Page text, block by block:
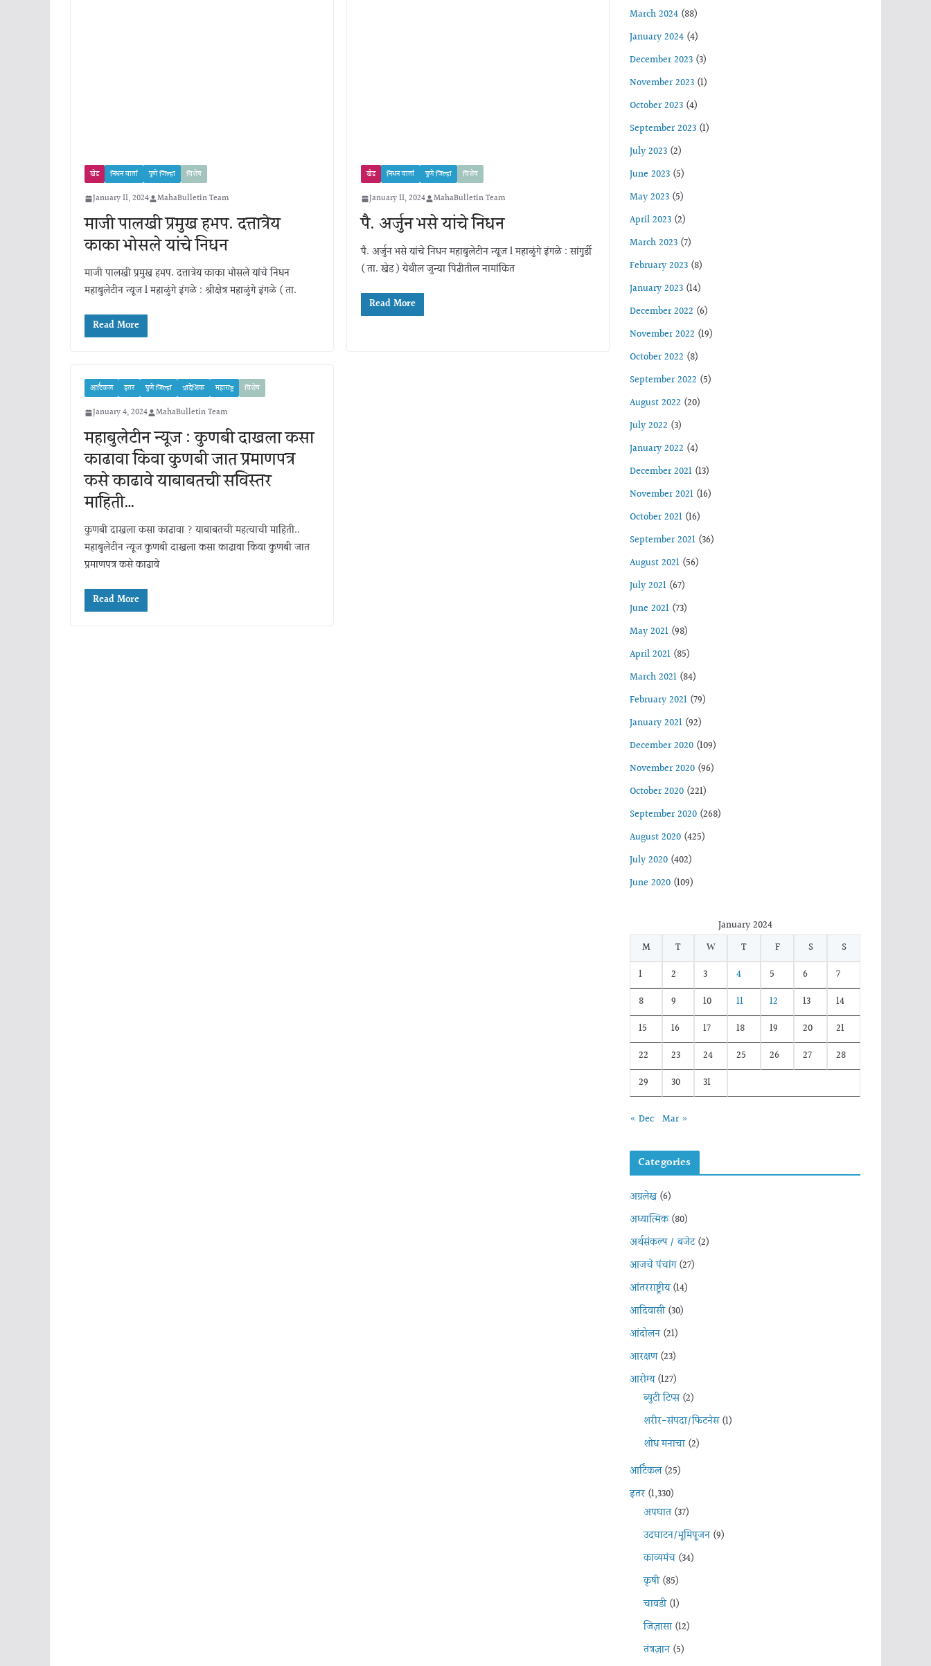
खेड निधन वार्ता पुणे जिल्हा विशेष
January 11, 2024 MahaBulletin Team
माजी पालखी प्रमुख हभप. दत्तात्रेय
काका भोसले यांचे निधन
माजी पालखी प्रमुख हभप. दत्तात्रेय काका भोसले यांचे निधन
महाबुलेटीन न्यूज l महाळुंगे इंगळे : श्रीक्षेत्र महाळुंगे इंगळे ( ता.
Read More
खेड निधन वार्ता पुणे जिल्हा विशेष
January 11, 2024 MahaBulletin Team
पै. अर्जुन भसे यांचे निधन
पै. अर्जुन भसे यांचे निधन महाबुलेटीन न्यूज l महाळुंगे इंगळे : सांगुर्डी
( ता. खेड ) येथील जुन्या पिढीतील नामांकित
Read More
आर्टिकल इतर पुणे जिल्हा प्रादेशिक महाराष्ट्र विशेष
January 4, 2024 MahaBulletin Team
महाबुलेटीन न्यूज : कुणबी दाखला कसा
काढावा किंवा कुणबी जात प्रमाणपत्र
कसे काढावे याबाबतची सविस्तर
माहिती…
कुणबी दाखला कसा काढावा ? याबाबतची महत्वाची माहिती..
महाबुलेटीन न्यूज कुणबी दाखला कसा काढावा किंवा कुणबी जात
प्रमाणपत्र कसे काढावे
Read More
March 2024 (88)
January 2024 (4)
December 2023 (3)
November 2023 (1)
October 2023 (4)
September 2023 (1)
July 2023 (2)
June 2023 (5)
May 2023 (5)
April 2023 (2)
March 2023 (7)
February 2023 (8)
January 2023 (14)
December 2022 (6)
November 2022 (19)
October 2022 (8)
September 2022 (5)
August 2022 (20)
July 2022 (3)
January 2022 (4)
December 2021 (13)
November 2021 (16)
October 2021 (16)
September 2021 (36)
August 2021 (56)
July 2021 (67)
June 2021 (73)
May 2021 (98)
April 2021 (85)
March 2021 (84)
February 2021 (79)
January 2021 (92)
December 2020 (109)
November 2020 (96)
October 2020 (221)
September 2020 (268)
August 2020 (425)
July 2020 (402)
June 2020 (109)
January 2024
M
T W T F S
S
1
2 3 4 5 6
7
8
9 10 11 12 13
14
15
16 17 18 19 20
21
22
23 24 25 26 27
28
29
30 31
« Dec Mar »
Categories
अग्रलेख(6)
अध्यात्मिक(80)
अर्थसंकल्प / बजेट(2)
आजचे पंचांग(27)
आंतरराष्ट्रीय(14)
आदिवासी(30)
आंदोलन(21)
आरक्षण(23)
आरोग्य(127)
ब्युटी टिप्स(2)
शरीर-संपदा/फिटनेस(1)
शोध मनाचा(2)
आर्टिकल(25)
इतर(1,330)
अपघात(37)
उदघाटन/भूमिपूजन(9)
काव्यमंच(34)
कृषी(85)
चावडी(1)
जिज्ञासा(12)
तंत्रज्ञान(5)